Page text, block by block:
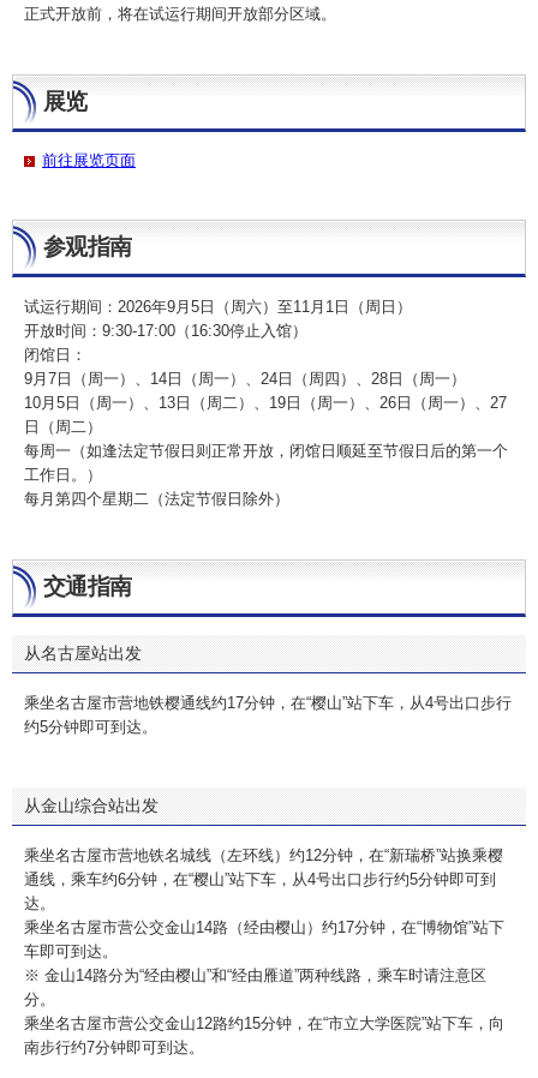
正式开放前，将在试运行期间开放部分区域。
展览
前往展览页面
参观指南
试运行期间：2026年9月5日（周六）至11月1日（周日）
开放时间：9:30-17:00（16:30停止入馆）
闭馆日：
9月7日（周一）、14日（周一）、24日（周四）、28日（周一）
10月5日（周一）、13日（周二）、19日（周一）、26日（周一）、27
日（周二）
每周一（如逢法定节假日则正常开放，闭馆日顺延至节假日后的第一个
工作日。）
每月第四个星期二（法定节假日除外）
交通指南
从名古屋站出发
乘坐名古屋市营地铁樱通线约17分钟，在“樱山”站下车，从4号出口步行
约5分钟即可到达。
从金山综合站出发
乘坐名古屋市营地铁名城线（左环线）约12分钟，在“新瑞桥”站换乘樱
通线，乘车约6分钟，在“樱山”站下车，从4号出口步行约5分钟即可到
达。
乘坐名古屋市营公交金山14路（经由樱山）约17分钟，在“博物馆”站下
车即可到达。
※ 金山14路分为“经由樱山”和“经由雁道”两种线路，乘车时请注意区
分。
乘坐名古屋市营公交金山12路约15分钟，在“市立大学医院”站下车，向
南步行约7分钟即可到达。